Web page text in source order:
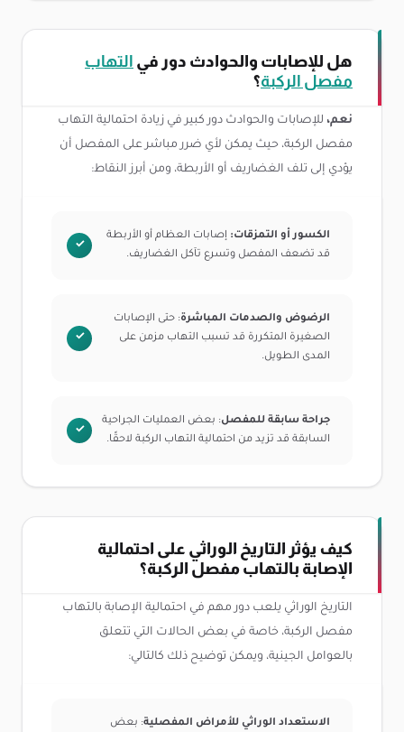
هل للإصابات والحوادث دور في التهاب
مفصل الركبة؟
نعم، للإصابات والحوادث دور كبير في زيادة احتمالية التهاب
مفصل الركبة، حيث يمكن لأي ضرر مباشر على المفصل أن
يؤدي إلى تلف الغضاريف أو الأربطة، ومن أبرز النقاط:
الكسور أو التمزقات: إصابات العظام أو الأربطة
قد تضعف المفصل وتسرع تآكل الغضاريف.
الرضوض والصدمات المباشرة: حتى الإصابات
الصغيرة المتكررة قد تسبب التهاب مزمن على
المدى الطويل.
جراحة سابقة للمفصل: بعض العمليات الجراحية
السابقة قد تزيد من احتمالية التهاب الركبة لاحقًا.
كيف يؤثر التاريخ الوراثي على احتمالية
الإصابة بالتهاب مفصل الركبة؟
التاريخ الوراثي يلعب دور مهم في احتمالية الإصابة بالتهاب
مفصل الركبة، خاصة في بعض الحالات التي تتعلق
بالعوامل الجينية، ويمكن توضيح ذلك كالتالي:
الاستعداد الوراثي للأمراض المفصلية: بعض